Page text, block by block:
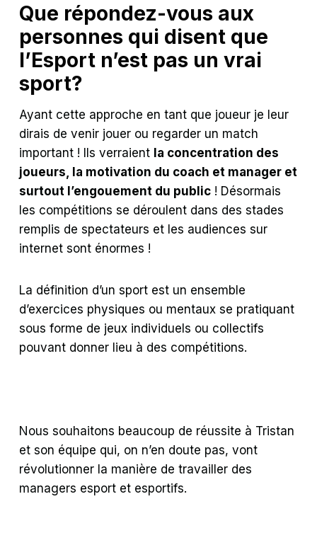
Que répondez-vous aux
personnes qui disent que
l’Esport n’est pas un vrai
sport?
Ayant cette approche en tant que joueur je leur
dirais de venir jouer ou regarder un match
important ! Ils verraient la concentration des
joueurs, la motivation du coach et manager et
surtout l’engouement du public ! Désormais
les compétitions se déroulent dans des stades
remplis de spectateurs et les audiences sur
internet sont énormes !
La définition d’un sport est un ensemble
d’exercices physiques ou mentaux se pratiquant
sous forme de jeux individuels ou collectifs
pouvant donner lieu à des compétitions.
Nous souhaitons beaucoup de réussite à Tristan
et son équipe qui, on n’en doute pas, vont
révolutionner la manière de travailler des
managers esport et esportifs.